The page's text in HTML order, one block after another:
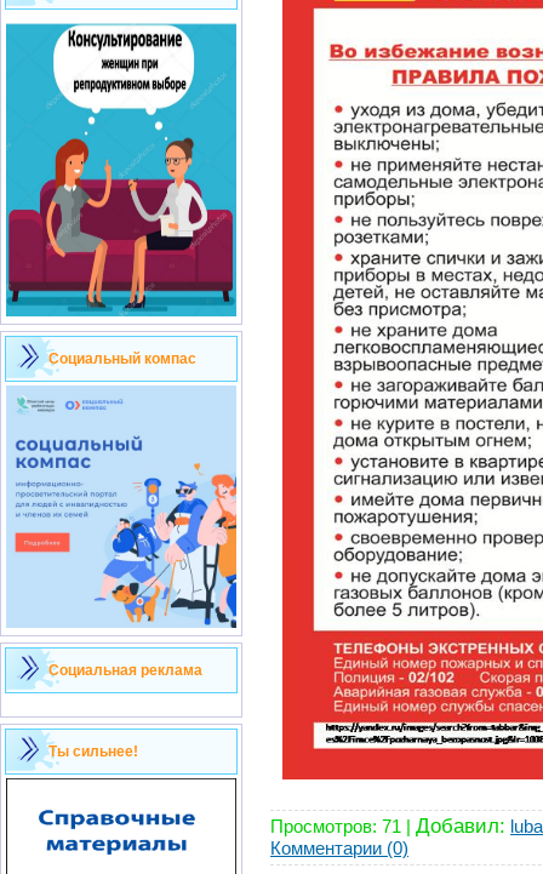
Социальный компас
Социальная реклама
Ты сильнее!
Просмотров: 71 Добавил:
Комментарии (0)